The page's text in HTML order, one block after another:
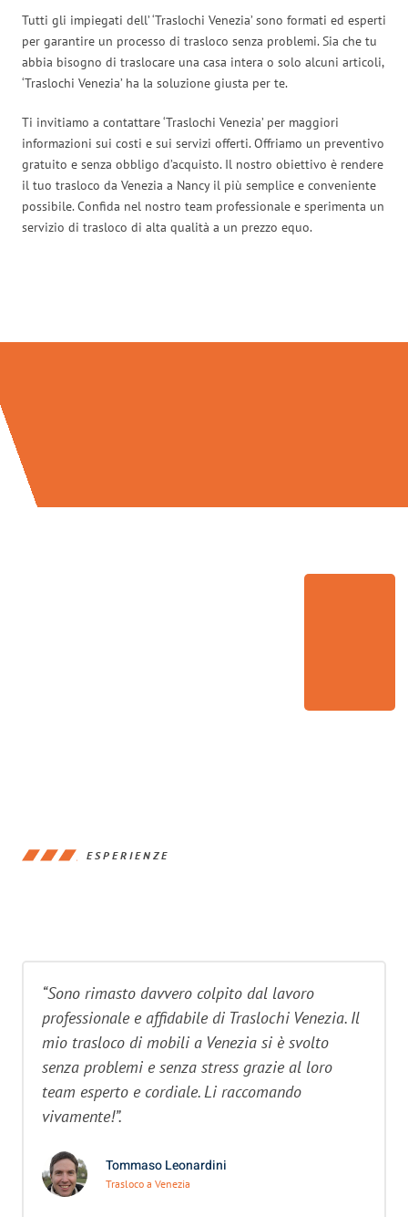
Tutti gli impiegati dell’ ‘Traslochi Venezia’ sono formati ed esperti
per garantire un processo di trasloco senza problemi. Sia che tu
abbia bisogno di traslocare una casa intera o solo alcuni articoli,
‘Traslochi Venezia’ ha la soluzione giusta per te.
Ti invitiamo a contattare ‘Traslochi Venezia’ per maggiori
informazioni sui costi e sui servizi offerti. Offriamo un preventivo
gratuito e senza obbligo d’acquisto. Il nostro obiettivo è rendere
il tuo trasloco da Venezia a Nancy il più semplice e conveniente
possibile. Confida nel nostro team professionale e sperimenta un
servizio di trasloco di alta qualità a un prezzo equo.
ESPERIENZE
“Sono rimasto davvero colpito dal lavoro
professionale e affidabile di Traslochi Venezia. Il
mio trasloco di mobili a Venezia si è svolto
senza problemi e senza stress grazie al loro
team esperto e cordiale. Li raccomando
vivamente!”.
Tommaso Leonardini
Trasloco a Venezia